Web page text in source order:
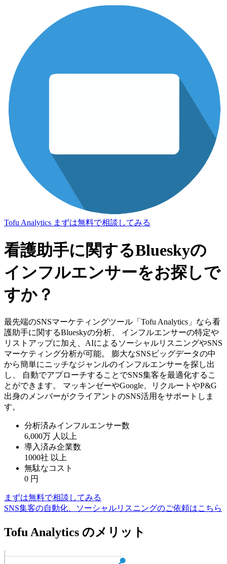
Tofu Analytics まずは無料で相談してみる
看護助手に関するBlueskyの
インフルエンサーをお探しで
すか？
最先端のSNSマーケティングツール「Tofu Analytics」なら看
護助手に関するBlueskyの分析、 インフルエンサーの特定や
リストアップに加え、AIによるソーシャルリスニングやSNS
マーケティング分析が可能。 膨大なSNSビッグデータの中
から簡単にニッチなジャンルのインフルエンサーを探し出
し、 自動でアプローチすることでSNS集客を最適化するこ
とができます。 マッキンゼーやGoogle、リクルートやP&G
出身のメンバーがクライアントのSNS活用をサポートしま
す。
分析済みインフルエンサー数
6,000万 人以上
導入済み企業数
1000社 以上
無駄なコスト
0 円
まずは無料で相談してみる
SNS集客の自動化、ソーシャルリスニングのご依頼はこちら
Tofu Analytics のメリット